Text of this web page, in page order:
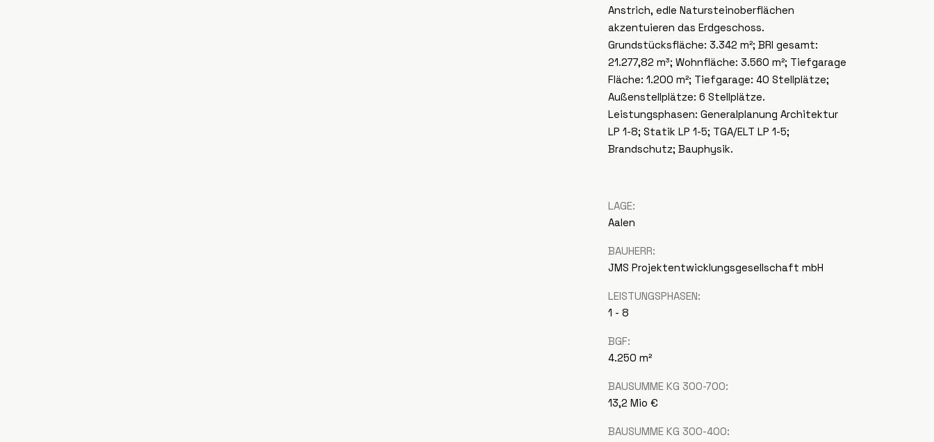
Anstrich, edle Natursteinoberflächen
akzentuieren das Erdgeschoss.
Grundstücksfläche: 3.342 m²; BRI gesamt:
21.277,82 m³; Wohnfläche: 3.560 m²; Tiefgarage
Fläche: 1.200 m²; Tiefgarage: 40 Stellplätze;
Außenstellplätze: 6 Stellplätze.
Leistungsphasen: Generalplanung Architektur
LP 1-8; Statik LP 1-5; TGA/ELT LP 1-5;
Brandschutz; Bauphysik.
LAGE:
Aalen
BAUHERR:
JMS Projektentwicklungsgesellschaft mbH
LEISTUNGSPHASEN:
1 - 8
BGF:
4.250 m²
BAUSUMME KG 300-700:
13,2 Mio €
BAUSUMME KG 300-400: